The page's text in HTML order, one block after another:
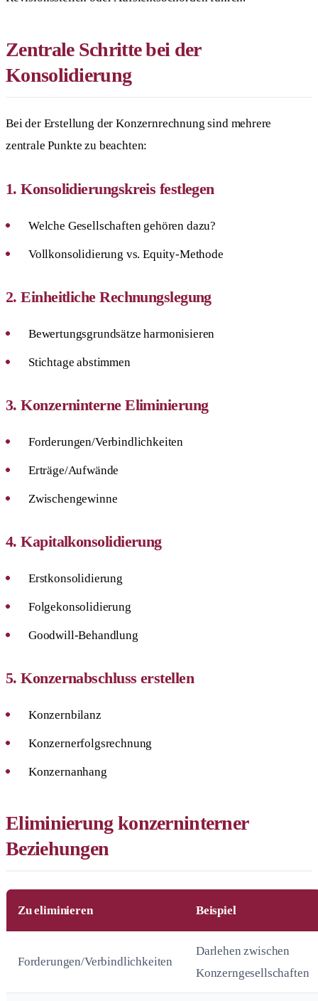
Zentrale Schritte bei der
Konsolidierung
Bei der Erstellung der Konzernrechnung sind mehrere
zentrale Punkte zu beachten:
1. Konsolidierungskreis festlegen
Welche Gesellschaften gehören dazu?
Vollkonsolidierung vs. Equity-Methode
2. Einheitliche Rechnungslegung
Bewertungsgrundsätze harmonisieren
Stichtage abstimmen
3. Konzerninterne Eliminierung
Forderungen/Verbindlichkeiten
Erträge/Aufwände
Zwischengewinne
4. Kapitalkonsolidierung
Erstkonsolidierung
Folgekonsolidierung
Goodwill-Behandlung
5. Konzernabschluss erstellen
Konzernbilanz
Konzernerfolgsrechnung
Konzernanhang
Eliminierung konzerninterner
Beziehungen
Zu eliminieren Beispiel
Forderungen/Verbindlichkeiten
Darlehen zwischen
Konzerngesellschaften